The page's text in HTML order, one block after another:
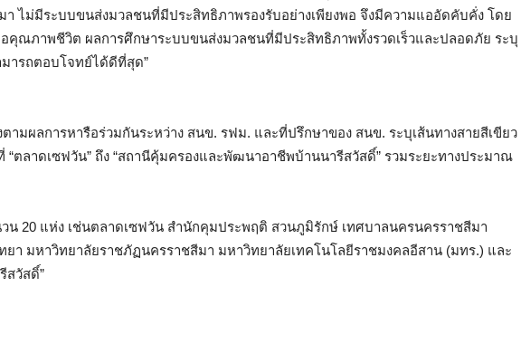
า ไม่มีระบบขนส่งมวลชนที่มีประสิทธิภาพรองรับอย่างเพียงพอ จึงมีความแออัดคับคั่ง โดย
อคุณภาพชีวิต ผลการศึกษาระบบขนส่งมวลชนที่มีประสิทธิภาพทั้งรวดเร็วและปลอดภัย ระบุ
มารถตอบโจทย์ได้ดีที่สุด”
ามผลการหารือร่วมกันระหว่าง สนข. รฟม. และที่ปรึกษาของ สนข. ระบุเส้นทางสายสีเขียว
ตลาดเซฟวัน” ถึง “สถานีคุ้มครองและพัฒนาอาชีพบ้านนารีสวัสดิ์” รวมระยะทางประมาณ
น 20 แห่ง เช่นตลาดเซฟวัน สำนักคุมประพฤติ สวนภูมิรักษ์ เทศบาลนครนครราชสีมา
ยา มหาวิทยาลัยราชภัฏนครราชสีมา มหาวิทยาลัยเทคโนโลยีราชมงคลอีสาน (มทร.) และ
สวัสดิ์”